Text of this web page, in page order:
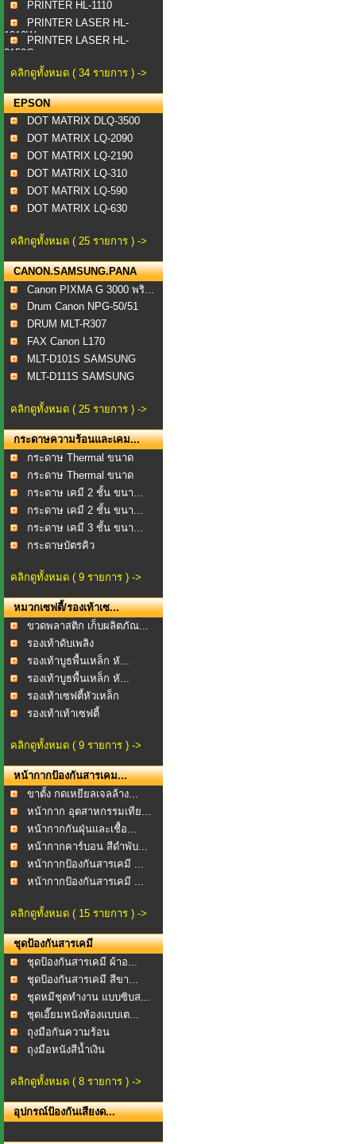
PRINTER HL-1110
PRINTER LASER HL-
1210WPRINTER LASER HL-
3150C...
คลิกดูทั้งหมด ( 34 รายการ ) ->
EPSON
DOT MATRIX DLQ-3500
DOT MATRIX LQ-2090
DOT MATRIX LQ-2190
DOT MATRIX LQ-310
DOT MATRIX LQ-590
DOT MATRIX LQ-630
คลิกดูทั้งหมด ( 25 รายการ ) ->
CANON.SAMSUNG.PANA
Canon PIXMA G 3000 พริ...
Drum Canon NPG-50/51
DRUM MLT-R307
FAX Canon L170
MLT-D101S SAMSUNG
MLT-D111S SAMSUNG
คลิกดูทั้งหมด ( 25 รายการ ) ->
กระดาษความร้อนและเคม...
กระดาษ Thermal ขนาด
57...
กระดาษ Thermal ขนาด
80...
กระดาษ เคมี 2 ชั้น ขนา...
กระดาษ เคมี 2 ชั้น ขนา...
กระดาษ เคมี 3 ชั้น ขนา...
กระดาษบัตรคิว
คลิกดูทั้งหมด ( 9 รายการ ) ->
หมวกเซฟตี้/รองเท้าเซ...
ขวดพลาสติก เก็บผลิตภัณ...
รองเท้าดับเพลิง
รองเท้าบูธพื้นเหล็ก หั...
รองเท้าบูธพื้นเหล็ก หั...
รองเท้าเซฟตี้หัวเหล็ก
รองเท้าเท้าเซฟตี้
คลิกดูทั้งหมด ( 9 รายการ ) ->
หน้ากากป้องกันสารเคม...
ขาตั้ง กดเหยียลเจลล้าง...
หน้ากาก อุตสาหกรรมเทีย...
หน้ากากกันฝุ่นและเชื้อ...
หน้ากากคาร์บอน สีดำพับ...
หน้ากากป้องกันสารเคมี ...
หน้ากากป้องกันสารเคมี ...
คลิกดูทั้งหมด ( 15 รายการ ) ->
ชุดป้องกันสารเคมี
ชุดป้องกันสารเคมี ผ้าอ...
ชุดป้องกันสารเคมี สีขา...
ชุดหมีชุดทำงาน แบบซิบส...
ชุดเอี๊ยมหนังท้องแบบเต...
ถุงมือกันความร้อน
ถุงมือหนังสีน้ำเงิน
คลิกดูทั้งหมด ( 8 รายการ ) ->
อุปกรณ์ป้องกันเสียงด...